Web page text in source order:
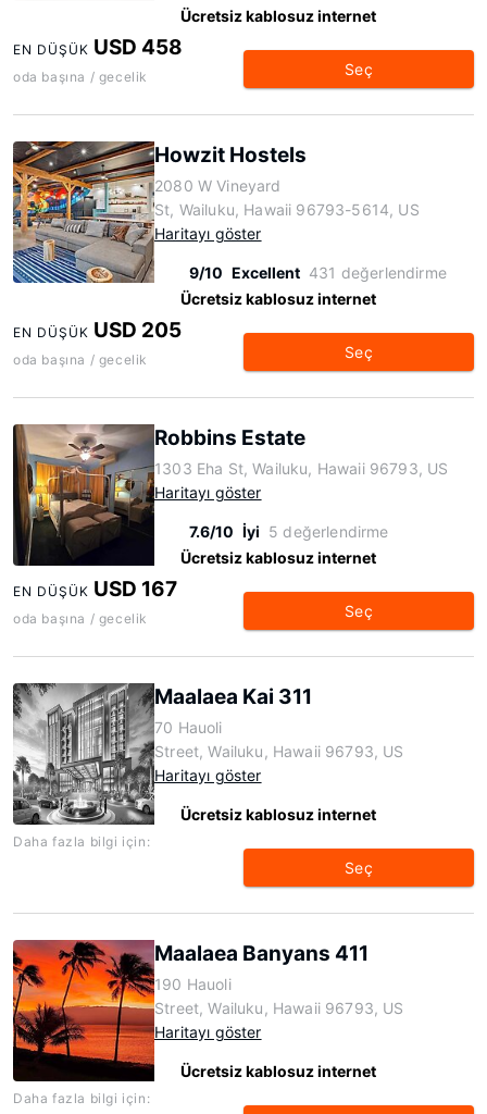
Ücretsiz kablosuz internet
EN DÜŞÜK USD 458
oda başına / gecelik Seç
Howzit Hostels
2080 W Vineyard
St, Wailuku, Hawaii 96793-5614, US
Haritayı göster
9/10 Excellent 431 değerlendirme
Ücretsiz kablosuz internet
EN DÜŞÜK USD 205
oda başına / gecelik Seç
Robbins Estate
1303 Eha St, Wailuku, Hawaii 96793, US
Haritayı göster
7.6/10 İyi 5 değerlendirme
Ücretsiz kablosuz internet
EN DÜŞÜK USD 167
oda başına / gecelik Seç
Maalaea Kai 311
70 Hauoli
Street, Wailuku, Hawaii 96793, US
Haritayı göster
Ücretsiz kablosuz internet
Daha fazla bilgi için:
Seç
Maalaea Banyans 411
190 Hauoli
Street, Wailuku, Hawaii 96793, US
Haritayı göster
Ücretsiz kablosuz internet
Daha fazla bilgi için: